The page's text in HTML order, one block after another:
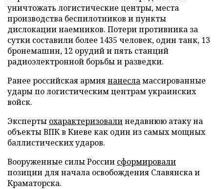
уничтожать логистические центры, места
производства беспилотников и пункты
дислокации наемников. Потери противника за
сутки составили более 1435 человек, один танк, 13
бронемашин, 12 орудий и пять станций
радиоэлектронной борьбы и разведки.
Ранее российская армиянанесламассированные
удары по логистическим центрам украинских
войск.
Эксперты охарактеризовалинедавнюю атаку на
объекты ВПК в Киеве как один из самых мощных
баллистических ударов.
Вооруженные силы России сформировали
позиции для начала освобождения Славянска и
Краматорска.